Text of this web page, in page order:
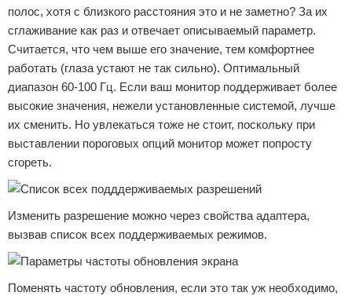
полос, хотя с близкого расстояния это и не заметно? За их
сглаживание как раз и отвечает описываемый параметр.
Считается, что чем выше его значение, тем комфортнее
работать (глаза устают не так сильно). Оптимальный
диапазон 60-100 Гц. Если ваш монитор поддерживает более
высокие значения, нежели установленные системой, лучше
их сменить. Но увлекаться тоже не стоит, поскольку при
выставлении пороговых опций монитор может попросту
сгореть.
Изменить разрешение можно через свойства адаптера,
вызвав список всех поддерживаемых режимов.
Поменять частоту обновления, если это так уж необходимо,